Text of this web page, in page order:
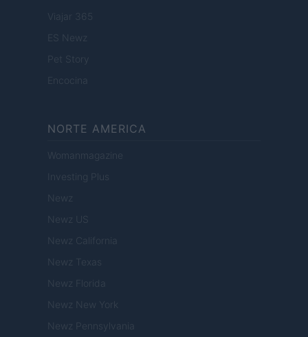
Viajar 365
ES Newz
Pet Story
Encocina
NORTE AMERICA
Womanmagazine
Investing Plus
Newz
Newz US
Newz California
Newz Texas
Newz Florida
Newz New York
Newz Pennsylvania